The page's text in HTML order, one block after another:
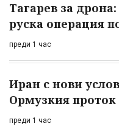
Тагарев за
руска операция
преди 1 час
Иран с нови
Ормузкия проток
преди 1 час